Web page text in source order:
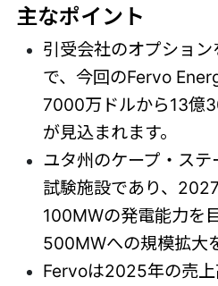
主なポイント
引受会社のオプショ
で、今回のFervo
7000万ドルから13億
が見込まれます。
ユタ州のケープ・ス
試験施設であり、
100MWの発電能力を
500MWへの規模拡大
Fervoは2025年の売